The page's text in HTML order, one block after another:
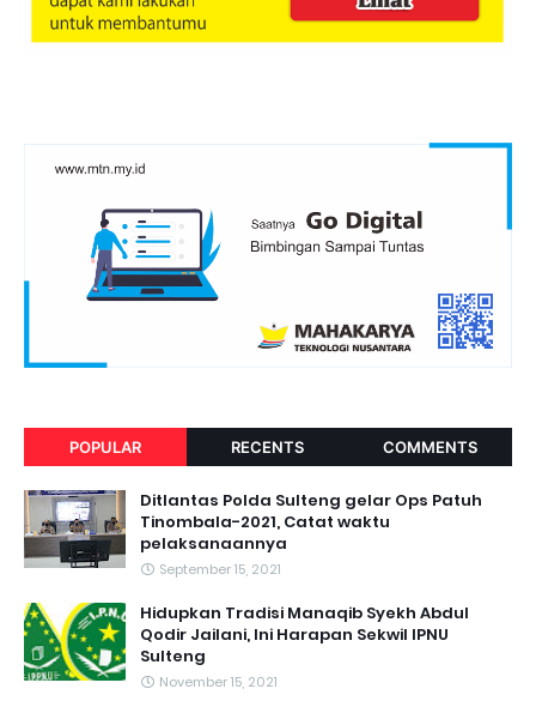
POPULAR RECENTS COMMENTS
Ditlantas Polda Sulteng gelar Ops Patuh
Tinombala-2021, Catat waktu
pelaksanaannya
September 15, 2021
Hidupkan Tradisi Manaqib Syekh Abdul
Qodir Jailani, Ini Harapan Sekwil IPNU
Sulteng
November 15, 2021